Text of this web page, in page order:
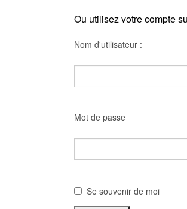
Ou utilisez votre compte
Nom d'utilisateur :
Mot de passe
Se souvenir de moi